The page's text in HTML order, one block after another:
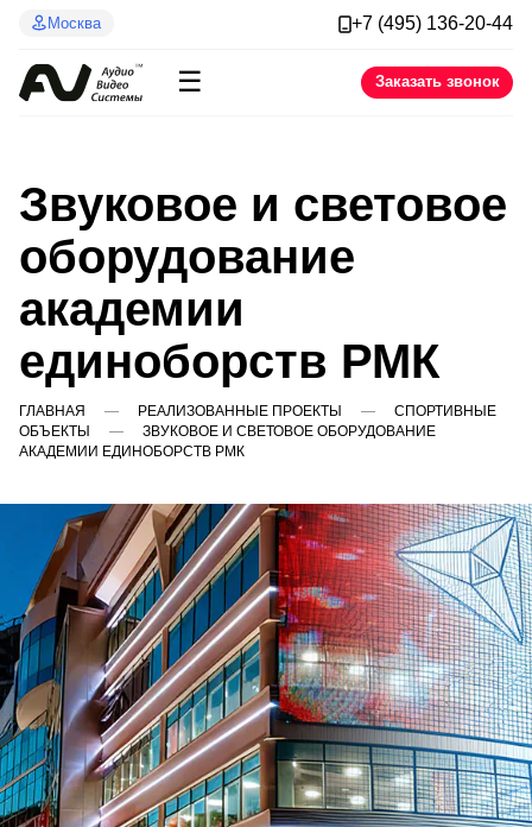
Москва +7 (495) 136-20-44
☰ Заказать звонок
Звуковое и световое
оборудование
академии
единоборств РМК
ГЛАВНАЯ РЕАЛИЗОВАННЫЕ ПРОЕКТЫ
СПОРТИВНЫЕ
ОБЪЕКТЫ
ЗВУКОВОЕ И СВЕТОВОЕ ОБОРУДОВАНИЕ
АКАДЕМИИ ЕДИНОБОРСТВ РМК